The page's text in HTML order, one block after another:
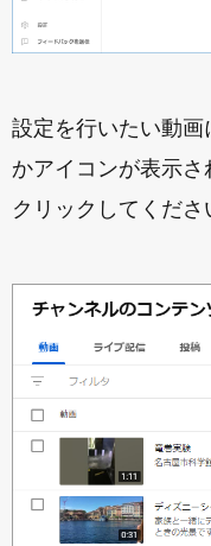
設定を行いたい動
かアイコンが表示
クリックしてくださ